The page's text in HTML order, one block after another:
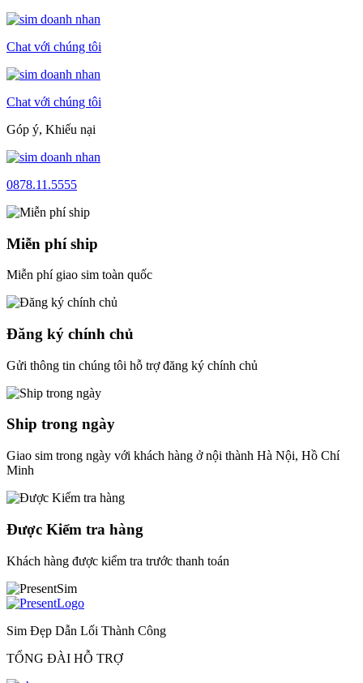
Chat với chúng tôi
Chat với chúng tôi
Góp ý, Khiếu nại
0878.11.5555
Miễn phí ship
Miễn phí giao sim toàn quốc
Đăng ký chính chủ
Gửi thông tin chúng tôi hỗ trợ đăng ký chính chủ
Ship trong ngày
Giao sim trong ngày với khách hàng ở nội thành Hà Nội, Hồ Chí
Minh
Được Kiểm tra hàng
Khách hàng được kiểm tra trước thanh toán
Sim Đẹp Dẫn Lối Thành Công
TỔNG ĐÀI HỖ TRỢ